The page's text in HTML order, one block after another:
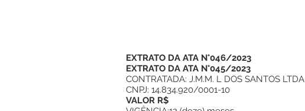
EXTRATO DA ATA N°046/2023
EXTRATO DA ATA N°045/2023
CONTRATADA: J.M.M. L DOS SANTOS LTDA
CNPJ: 14.834.920/0001-10
VALOR R$